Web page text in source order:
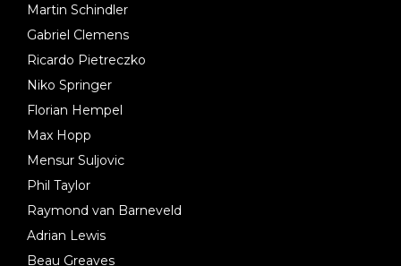
Martin Schindler
Gabriel Clemens
Ricardo Pietreczko
Niko Springer
Florian Hempel
Max Hopp
Mensur Suljovic
Phil Taylor
Raymond van Barneveld
Adrian Lewis
Beau Greaves